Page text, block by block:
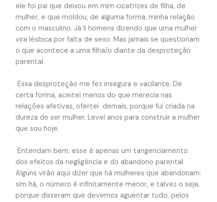
ele foi pai que deixou em mim cicatrizes de filha, de
mulher, e que moldou, de alguma forma, minha relação
com o masculino. Já li homens dizendo que uma mulher
vira lésbica por falta de sexo. Mas jamais se questionam
o que acontece a uma filha/o diante da desproteção
parental.
Essa desproteção me fez insegura e vacilante. De
certa forma, aceitei menos do que merecia nas
relações afetivas, ofertei demais, porque fui criada na
dureza de ser mulher. Levei anos para construir a mulher
que sou hoje.
Entendam bem: esse é apenas um tangenciamento
dos efeitos da negligência e do abandono parental.
Alguns virão aqui dizer que há mulheres que abandonam:
sim há, o número é infinitamente menor, e talvez o seja,
porque disseram que devemos aguentar tudo, pelos